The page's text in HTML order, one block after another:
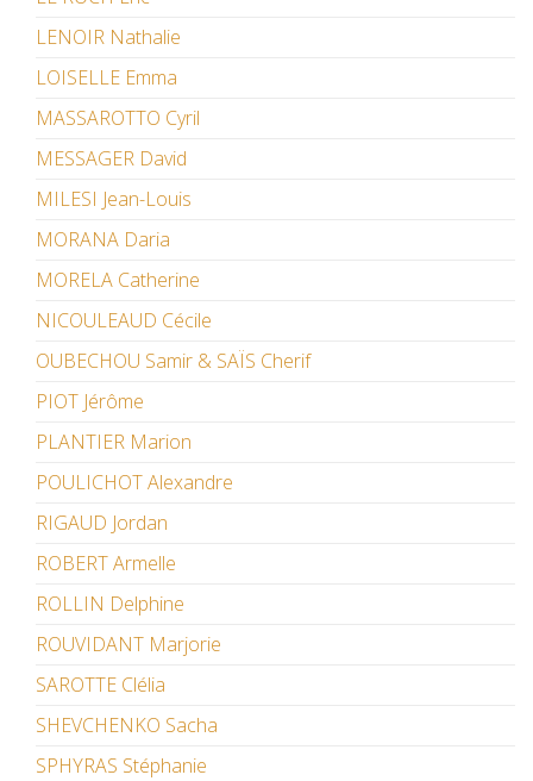
LENOIR Nathalie
LOISELLE Emma
MASSAROTTO Cyril
MESSAGER David
MILESI Jean-Louis
MORANA Daria
MORELA Catherine
NICOULEAUD Cécile
OUBECHOU Samir & SAÏS Cherif
PIOT Jérôme
PLANTIER Marion
POULICHOT Alexandre
RIGAUD Jordan
ROBERT Armelle
ROLLIN Delphine
ROUVIDANT Marjorie
SAROTTE Clélia
SHEVCHENKO Sacha
SPHYRAS Stéphanie